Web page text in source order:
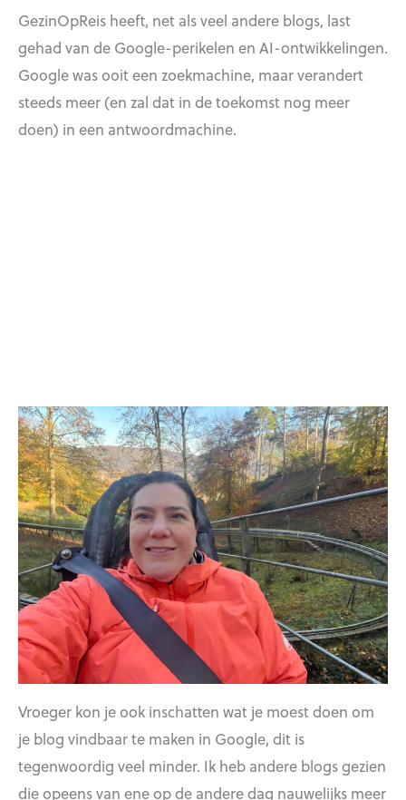
GezinOpReis heeft, net als veel andere blogs, last
gehad van de Google-perikelen en AI-ontwikkelingen.
Google was ooit een zoekmachine, maar verandert
steeds meer (en zal dat in de toekomst nog meer
doen) in een antwoordmachine.
Vroeger kon je ook inschatten wat je moest doen om
je blog vindbaar te maken in Google, dit is
tegenwoordig veel minder. Ik heb andere blogs gezien
die opeens van ene op de andere dag nauwelijks meer